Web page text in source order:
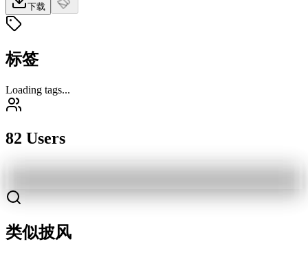
下载
标签
Loading tags...
82 Users
类似披风